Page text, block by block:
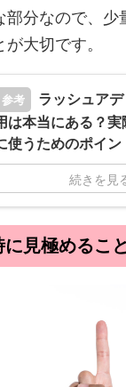
部分なので、少
大切です。
参考
ラッシュア
は本当にある？実
使うためのポイン
続きを見
に見極めること